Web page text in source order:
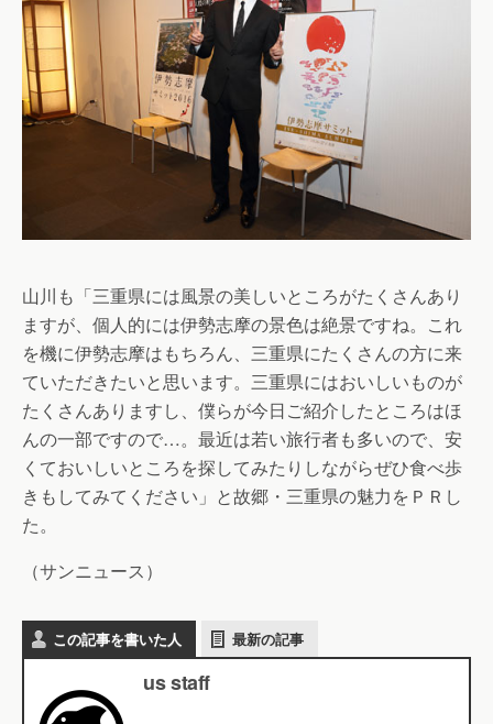
山川も「三重県には風景の美しいところがたくさんあり
ますが、個人的には伊勢志摩の景色は絶景ですね。これ
を機に伊勢志摩はもちろん、三重県にたくさんの方に来
ていただきたいと思います。三重県にはおいしいものが
たくさんありますし、僕らが今日ご紹介したところはほ
んの一部ですので…。最近は若い旅行者も多いので、安
くておいしいところを探してみたりしながらぜひ食べ歩
きもしてみてください」と故郷・三重県の魅力をＰＲし
た。
（サンニュース）
この記事を書いた人 最新の記事
us staff